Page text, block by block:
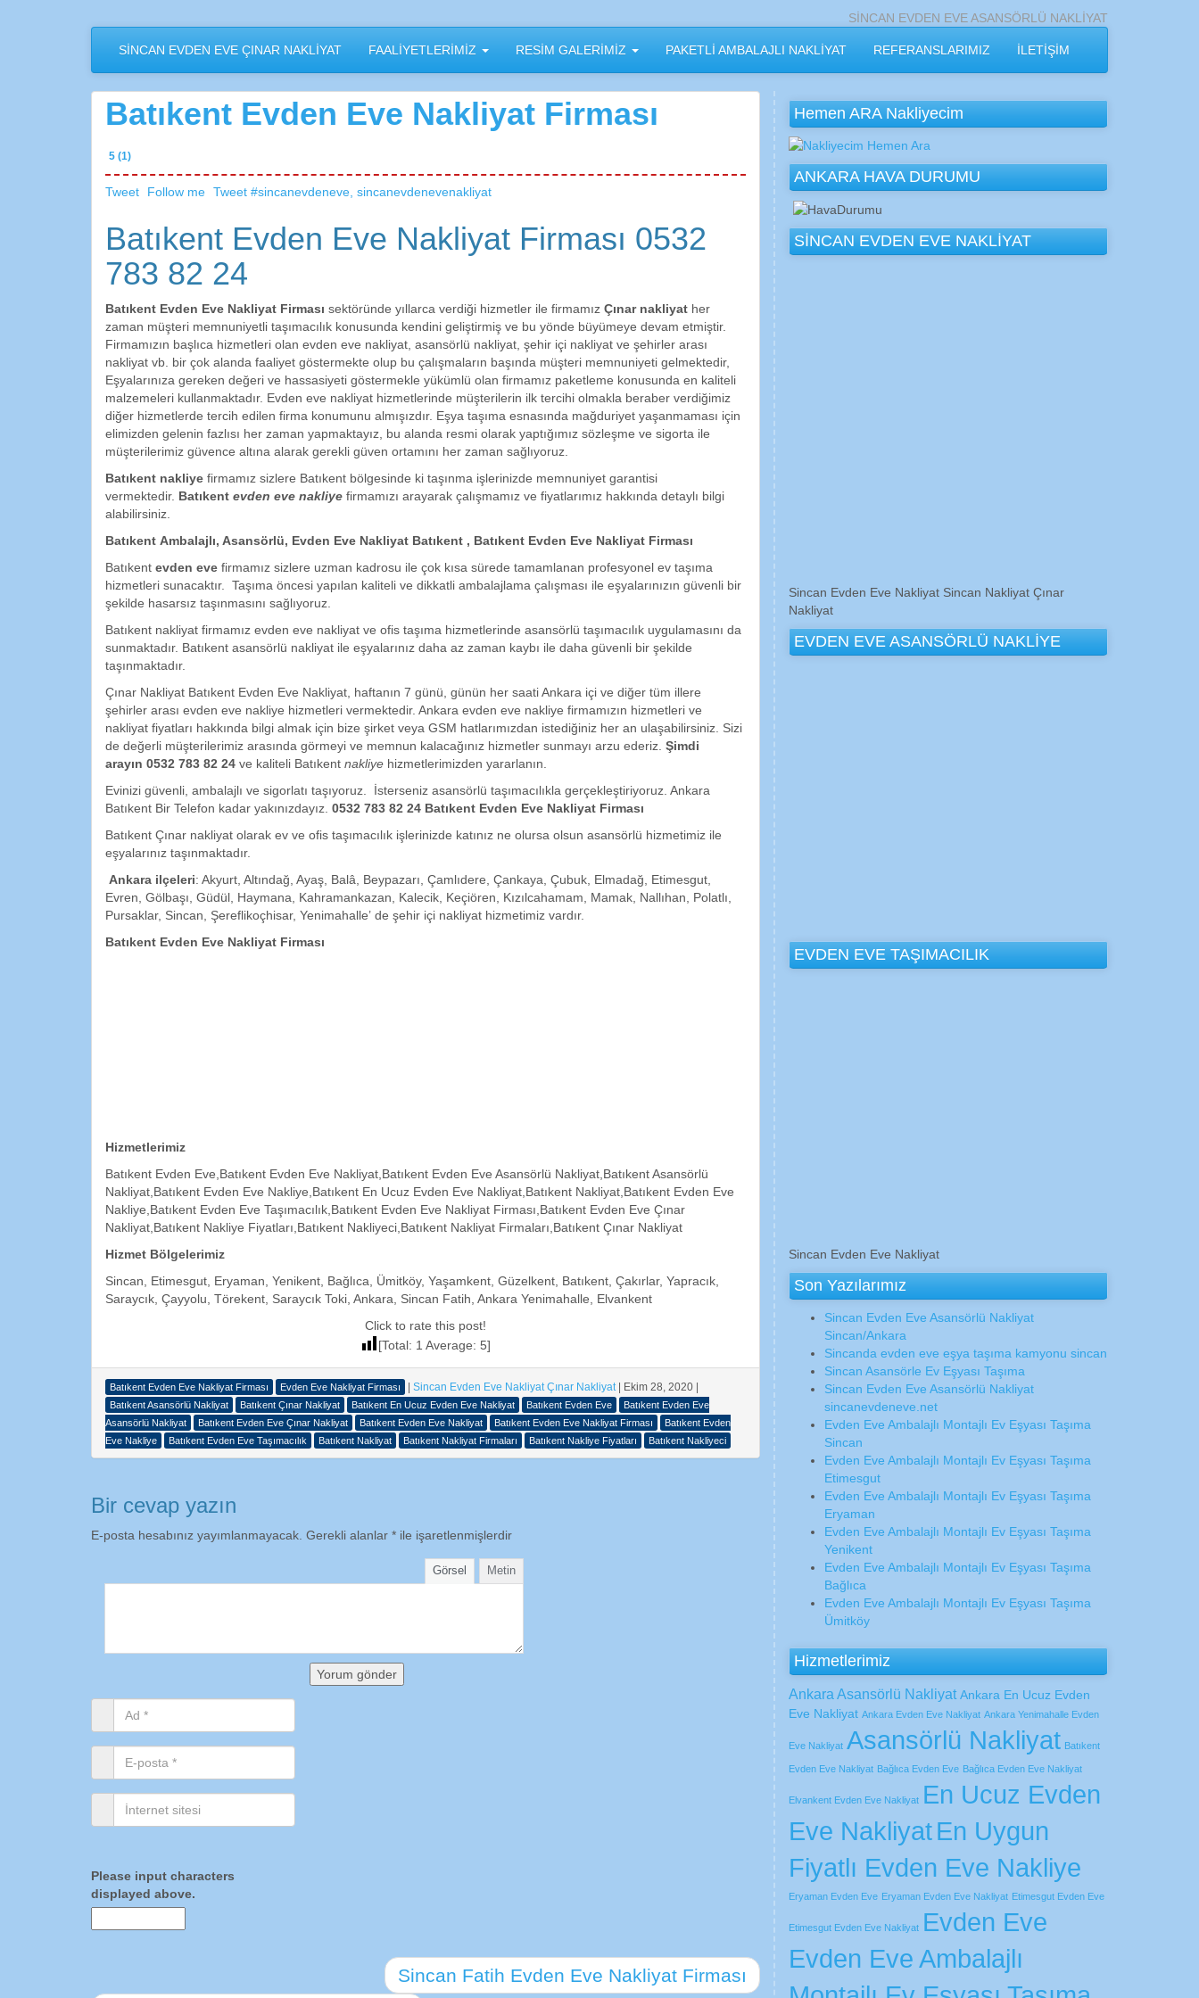
SİNCAN EVDEN EVE ASANSÖRLÜ NAKLİYAT
SİNCAN EVDEN EVE ÇINAR NAKLİYAT FAALİYETLERİMİZ RESİM GALERİMİZ PAKETLİ AMBALAJLI NAKLİYAT REFERANSLARIMIZ İLETİŞİM
Batıkent Evden Eve Nakliyat Firması
5 (1)
Tweet Follow me Tweet #sincanevdeneve, sincanevdenevenakliyat
Batıkent Evden Eve Nakliyat Firması 0532
783 82 24
Batıkent Evden Eve Nakliyat Firması sektöründe yıllarca verdiği hizmetler ile firmamız Çınar nakliyat her
zaman müşteri memnuniyetli taşımacılık konusunda kendini geliştirmiş ve bu yönde büyümeye devam etmiştir.
Firmamızın başlıca hizmetleri olan evden eve nakliyat, asansörlü nakliyat, şehir içi nakliyat ve şehirler arası
nakliyat vb. bir çok alanda faaliyet göstermekte olup bu çalışmaların başında müşteri memnuniyeti gelmektedir,
Eşyalarınıza gereken değeri ve hassasiyeti göstermekle yükümlü olan firmamız paketleme konusunda en kaliteli
malzemeleri kullanmaktadır. Evden eve nakliyat hizmetlerinde müşterilerin ilk tercihi olmakla beraber verdiğimiz
diğer hizmetlerde tercih edilen firma konumunu almışızdır. Eşya taşıma esnasında mağduriyet yaşanmaması için
elimizden gelenin fazlısı her zaman yapmaktayız, bu alanda resmi olarak yaptığımız sözleşme ve sigorta ile
müşterilerimiz güvence altına alarak gerekli güven ortamını her zaman sağlıyoruz.
Batıkent nakliye firmamız sizlere Batıkent bölgesinde ki taşınma işlerinizde memnuniyet garantisi
vermektedir. Batıkent evden eve nakliye firmamızı arayarak çalışmamız ve fiyatlarımız hakkında detaylı bilgi
alabilirsiniz.
Batıkent Ambalajlı, Asansörlü, Evden Eve Nakliyat Batıkent , Batıkent Evden Eve Nakliyat Firması
Batıkent evden eve firmamız sizlere uzman kadrosu ile çok kısa sürede tamamlanan profesyonel ev taşıma
hizmetleri sunacaktır. Taşıma öncesi yapılan kaliteli ve dikkatli ambalajlama çalışması ile eşyalarınızın güvenli bir
şekilde hasarsız taşınmasını sağlıyoruz.
Batıkent nakliyat firmamız evden eve nakliyat ve ofis taşıma hizmetlerinde asansörlü taşımacılık uygulamasını da
sunmaktadır. Batıkent asansörlü nakliyat ile eşyalarınız daha az zaman kaybı ile daha güvenli bir şekilde
taşınmaktadır.
Çınar Nakliyat Batıkent Evden Eve Nakliyat, haftanın 7 günü, günün her saati Ankara içi ve diğer tüm illere
şehirler arası evden eve nakliye hizmetleri vermektedir. Ankara evden eve nakliye firmamızın hizmetleri ve
nakliyat fiyatları hakkında bilgi almak için bize şirket veya GSM hatlarımızdan istediğiniz her an ulaşabilirsiniz. Sizi
de değerli müşterilerimiz arasında görmeyi ve memnun kalacağınız hizmetler sunmayı arzu ederiz. Şimdi
arayın 0532 783 82 24 ve kaliteli Batıkent nakliye hizmetlerimizden yararlanın.
Evinizi güvenli, ambalajlı ve sigorlatı taşıyoruz. İsterseniz asansörlü taşımacılıkla gerçekleştiriyoruz. Ankara
Batıkent Bir Telefon kadar yakınızdayız. 0532 783 82 24 Batıkent Evden Eve Nakliyat Firması
Batıkent Çınar nakliyat olarak ev ve ofis taşımacılık işlerinizde katınız ne olursa olsun asansörlü hizmetimiz ile
eşyalarınız taşınmaktadır.
Ankara ilçeleri: Akyurt, Altındağ, Ayaş, Balâ, Beypazarı, Çamlıdere, Çankaya, Çubuk, Elmadağ, Etimesgut,
Evren, Gölbaşı, Güdül, Haymana, Kahramankazan, Kalecik, Keçiören, Kızılcahamam, Mamak, Nallıhan, Polatlı,
Pursaklar, Sincan, Şereflikoçhisar, Yenimahalle’ de şehir içi nakliyat hizmetimiz vardır.
Batıkent Evden Eve Nakliyat Firması
Hizmetlerimiz
Batıkent Evden Eve,Batıkent Evden Eve Nakliyat,Batıkent Evden Eve Asansörlü Nakliyat,Batıkent Asansörlü
Nakliyat,Batıkent Evden Eve Nakliye,Batıkent En Ucuz Evden Eve Nakliyat,Batıkent Nakliyat,Batıkent Evden Eve
Nakliye,Batıkent Evden Eve Taşımacılık,Batıkent Evden Eve Nakliyat Firması,Batıkent Evden Eve Çınar
Nakliyat,Batıkent Nakliye Fiyatları,Batıkent Nakliyeci,Batıkent Nakliyat Firmaları,Batıkent Çınar Nakliyat
Hizmet Bölgelerimiz
Sincan, Etimesgut, Eryaman, Yenikent, Bağlıca, Ümitköy, Yaşamkent, Güzelkent, Batıkent, Çakırlar, Yapracık,
Saraycık, Çayyolu, Törekent, Saraycık Toki, Ankara, Sincan Fatih, Ankara Yenimahalle, Elvankent
Click to rate this post!
[Total: 1 Average: 5]
Batıkent Evden Eve Nakliyat Firması Evden Eve Nakliyat Firması Sincan Evden Eve Nakliyat Çınar Nakliyat Ekim 28, 2020
Batıkent Asansörlü Nakliyat Batıkent Çınar Nakliyat Batıkent En Ucuz Evden Eve Nakliyat Batıkent Evden Eve
Batıkent Evden Eve
Asansörlü Nakliyat
Batıkent Evden Eve Çınar Nakliyat Batıkent Evden Eve Nakliyat Batıkent Evden Eve Nakliyat Firması
Batıkent Evden
Eve Nakliye
Batıkent Evden Eve Taşımacılık Batıkent Nakliyat Batıkent Nakliyat Firmaları Batıkent Nakliye Fiyatları Batıkent Nakliyeci
Bir cevap yazın
E-posta hesabınız yayımlanmayacak. Gerekli alanlar * ile işaretlenmişlerdir
Görsel Metin
Please input characters
displayed above.
Sincan Fatih Evden Eve Nakliyat Firması
Hemen ARA Nakliyecim
ANKARA HAVA DURUMU
SİNCAN EVDEN EVE NAKLİYAT
Sincan Evden Eve Nakliyat Sincan Nakliyat Çınar
Nakliyat
EVDEN EVE ASANSÖRLÜ NAKLİYE
EVDEN EVE TAŞIMACILIK
Sincan Evden Eve Nakliyat
Son Yazılarımız
Sincan Evden Eve Asansörlü Nakliyat
Sincan/Ankara
Sincanda evden eve eşya taşıma kamyonu sincan
Sincan Asansörle Ev Eşyası Taşıma
Sincan Evden Eve Asansörlü Nakliyat
sincanevdeneve.net
Evden Eve Ambalajlı Montajlı Ev Eşyası Taşıma
Sincan
Evden Eve Ambalajlı Montajlı Ev Eşyası Taşıma
Etimesgut
Evden Eve Ambalajlı Montajlı Ev Eşyası Taşıma
Eryaman
Evden Eve Ambalajlı Montajlı Ev Eşyası Taşıma
Yenikent
Evden Eve Ambalajlı Montajlı Ev Eşyası Taşıma
Bağlıca
Evden Eve Ambalajlı Montajlı Ev Eşyası Taşıma
Ümitköy
Hizmetlerimiz
Ankara Asansörlü Nakliyat Ankara En Ucuz Evden
Eve Nakliyat Ankara Evden Eve Nakliyat Ankara Yenimahalle Evden
Eve Nakliyat Asansörlü Nakliyat Batıkent
Evden Eve Nakliyat Bağlıca Evden Eve Bağlıca Evden Eve Nakliyat
Elvankent Evden Eve Nakliyat En Ucuz Evden
Eve NakliyatEn Uygun
Fiyatlı Evden Eve Nakliye
Eryaman Evden Eve Eryaman Evden Eve Nakliyat Etimesgut Evden Eve
Etimesgut Evden Eve Nakliyat Evden Eve
Evden Eve Ambalajlı